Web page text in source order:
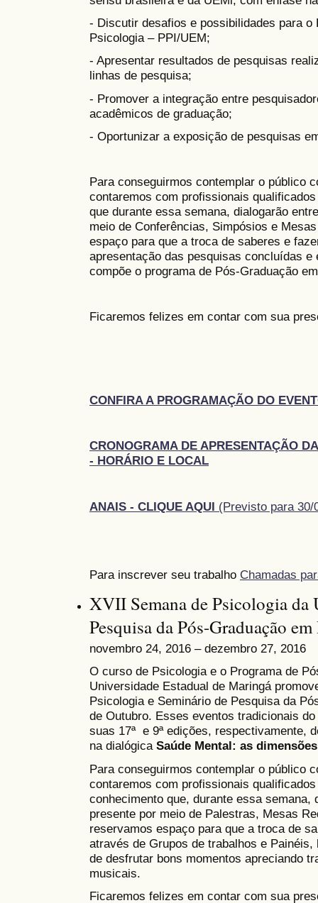
- Discutir desafios e possibilidades para o
Psicologia – PPI/UEM;
- Apresentar resultados de pesquisas
linhas de pesquisa;
- Promover a integração entre
acadêmicos de graduação;
- Oportunizar a exposição de pesquisas
Para conseguirmos contemplar o público
contaremos com profissionais
que durante essa semana, dialogarão
meio de Conferências, Simpósios e
espaço para que a troca de saberes e
apresentação das pesquisas concluídas
compõe o programa de Pós-Graduação
Ficaremos felizes em contar com sua
CONFIRA A PROGRAMAÇÃO DO
CRONOGRAMA DE APRESENTAÇÃO
- HORÁRIO E LOCAL
ANAIS - CLIQUE AQUI (Previsto para 30/
Para inscrever seu trabalho Chamadas
XVII Semana de Psicologia
Pesquisa da Pós-Graduação
novembro 24, 2016 – dezembro 27, 2016
O curso de Psicologia e o Programa de
Universidade Estadual de Maringá
Psicologia e Seminário de Pesquisa da
de Outubro. Esses eventos tradicionais
suas 17ª e 9ª edições, respectivamente,
na dialógica Saúde Mental: as
Para conseguirmos contemplar o público
contaremos com profissionais
conhecimento que, durante essa
presente por meio de Palestras, Mesas
reservamos espaço para que a troca de
através de Grupos de trabalhos e
de desfrutar bons momentos apreciando
musicais.
Ficaremos felizes em contar com sua